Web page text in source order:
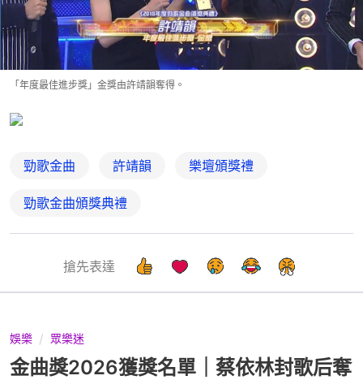
「年度最佳進步獎」金獎由許靖韻奪得。
勁歌金曲 許靖韻 樂壇頒獎禮
勁歌金曲頒獎典禮
搶先表達
娛樂 眾樂迷
金曲獎2026獲獎名單｜蔡依林封歌后奪